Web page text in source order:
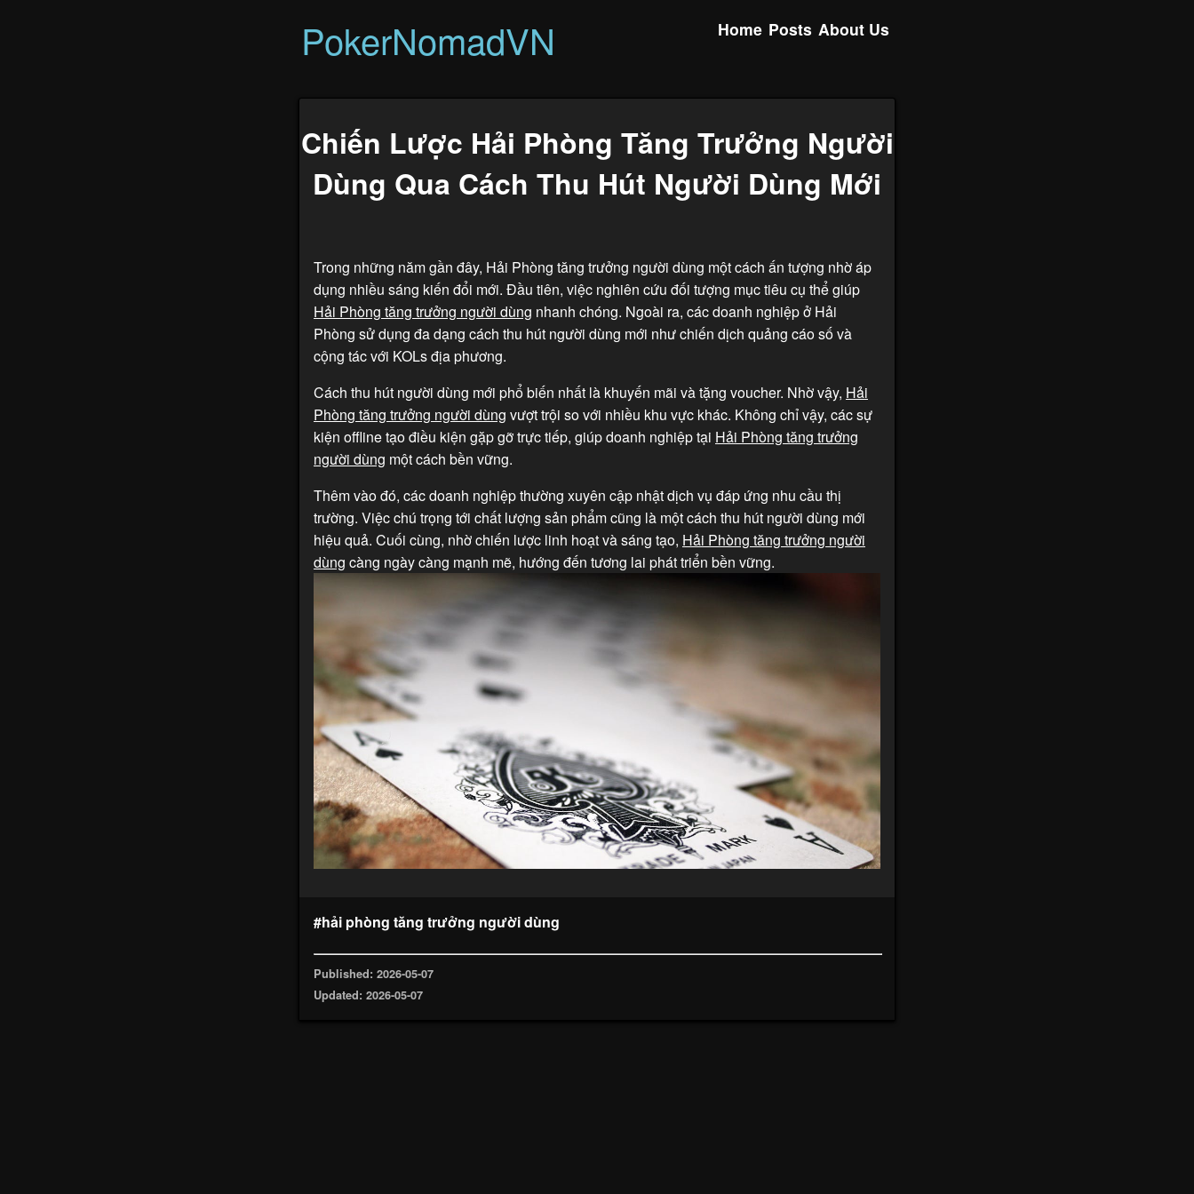
PokerNomadVN Home Posts About Us
Chiến Lược Hải Phòng Tăng Trưởng Người
Dùng Qua Cách Thu Hút Người Dùng Mới
Trong những năm gần đây, Hải Phòng tăng trưởng người dùng một cách ấn tượng nhờ áp
dụng nhiều sáng kiến đổi mới. Đầu tiên, việc nghiên cứu đối tượng mục tiêu cụ thể giúp
Hải Phòng tăng trưởng người dùng nhanh chóng. Ngoài ra, các doanh nghiệp ở Hải
Phòng sử dụng đa dạng cách thu hút người dùng mới như chiến dịch quảng cáo số và
cộng tác với KOLs địa phương.
Cách thu hút người dùng mới phổ biến nhất là khuyến mãi và tặng voucher. Nhờ vậy, Hải
Phòng tăng trưởng người dùng vượt trội so với nhiều khu vực khác. Không chỉ vậy, các sự
kiện offline tạo điều kiện gặp gỡ trực tiếp, giúp doanh nghiệp tại Hải Phòng tăng trưởng
người dùng một cách bền vững.
Thêm vào đó, các doanh nghiệp thường xuyên cập nhật dịch vụ đáp ứng nhu cầu thị
trường. Việc chú trọng tới chất lượng sản phẩm cũng là một cách thu hút người dùng mới
hiệu quả. Cuối cùng, nhờ chiến lược linh hoạt và sáng tạo, Hải Phòng tăng trưởng người
dùng càng ngày càng mạnh mẽ, hướng đến tương lai phát triển bền vững.
#hải phòng tăng trưởng người dùng
Published: 2026-05-07
Updated: 2026-05-07